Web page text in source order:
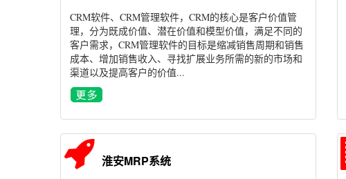
CRM软件、CRM管理软件，CRM的核心是客户价值管
理，分为既成价值、潜在价值和模型价值，满足不同的
客户需求，CRM管理软件的目标是缩减销售周期和销售
成本、增加销售收入、寻找扩展业务所需的新的市场和
渠道以及提高客户的价值...
淮安MRP系统